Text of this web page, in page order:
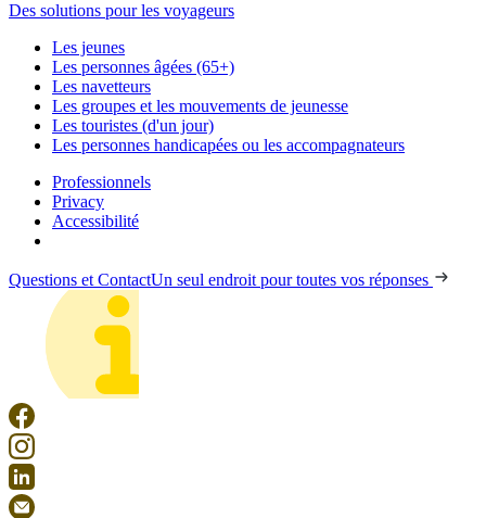
Des solutions pour les voyageurs
Les jeunes
Les personnes âgées (65+)
Les navetteurs
Les groupes et les mouvements de jeunesse
Les touristes (d'un jour)
Les personnes handicapées ou les accompagnateurs
Professionnels
Privacy
Accessibilité
Questions et ContactUn seul endroit pour toutes vos réponses